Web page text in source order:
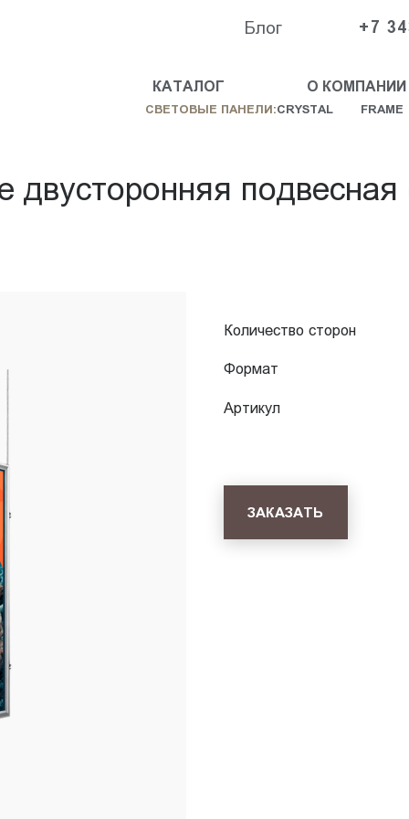
Блог +7
КАТАЛОГ О КОМПАНИИ
СВЕТОВЫЕ ПАНЕЛИ:CRYSTAL FRAME
двусторонняя
Количество сторон
Формат
Артикул
ЗАКАЗАТЬ